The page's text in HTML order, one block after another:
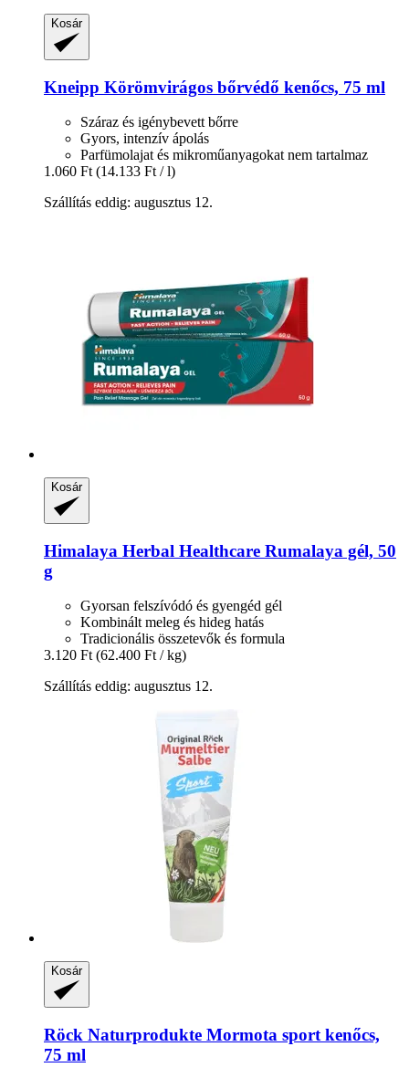
Kosár
Kneipp Körömvirágos bőrvédő kenőcs, 75 ml
Száraz és igénybevett bőrre
Gyors, intenzív ápolás
Parfümolajat és mikroműanyagokat nem tartalmaz
1.060 Ft (14.133 Ft / l)
Szállítás eddig: augusztus 12.
Kosár
Himalaya Herbal Healthcare Rumalaya gél, 50
g
Gyorsan felszívódó és gyengéd gél
Kombinált meleg és hideg hatás
Tradicionális összetevők és formula
3.120 Ft (62.400 Ft / kg)
Szállítás eddig: augusztus 12.
Kosár
Röck Naturprodukte Mormota sport kenőcs,
75 ml